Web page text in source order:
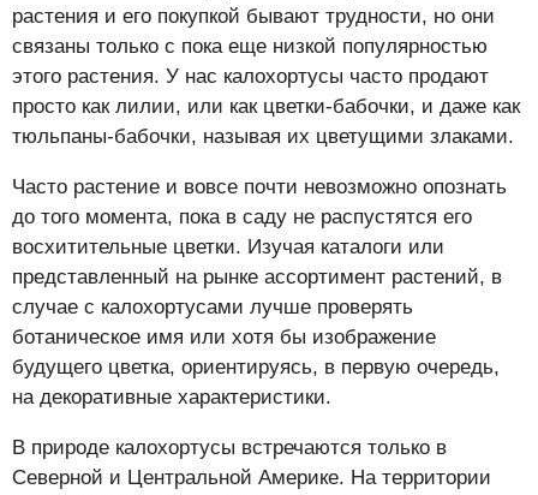
растения и его покупкой бывают трудности, но они
связаны только с пока еще низкой популярностью
этого растения. У нас калохортусы часто продают
просто как лилии, или как цветки-бабочки, и даже как
тюльпаны-бабочки, называя их цветущими злаками.
Часто растение и вовсе почти невозможно опознать
до того момента, пока в саду не распустятся его
восхитительные цветки. Изучая каталоги или
представленный на рынке ассортимент растений, в
случае с калохортусами лучше проверять
ботаническое имя или хотя бы изображение
будущего цветка, ориентируясь, в первую очередь,
на декоративные характеристики.
В природе калохортусы встречаются только в
Северной и Центральной Америке. На территории